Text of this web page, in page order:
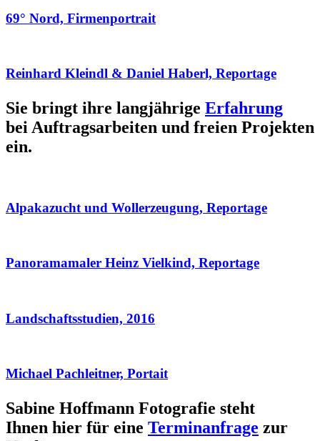
69° Nord, Firmenportrait
Reinhard Kleindl & Daniel Haberl, Reportage
Sie bringt ihre langjährige Erfahrung
bei Auftragsarbeiten und freien Projekten
ein.
Alpakazucht und Wollerzeugung, Reportage
Panoramamaler Heinz Vielkind, Reportage
Landschaftsstudien, 2016
Michael Pachleitner, Portait
Sabine Hoffmann Fotografie steht
Ihnen hier für eine Terminanfrage zur